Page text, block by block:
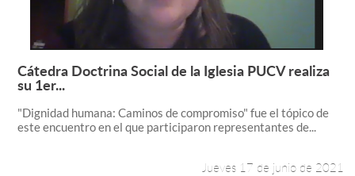
Leer más +
Cátedra Doctrina Social de la Iglesia PUCV realiza
su 1er...
"Dignidad humana: Caminos de compromiso" fue el tópico de
este encuentro en el que participaron representantes de...
Jueves 17 de junio de 2021